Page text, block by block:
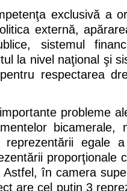
exclusivă a
externă,
sistemul
la nivel naţional şi
respectarea
probleme
bicamerale,
egale
proporţionale
în camera
are cel puţin 3